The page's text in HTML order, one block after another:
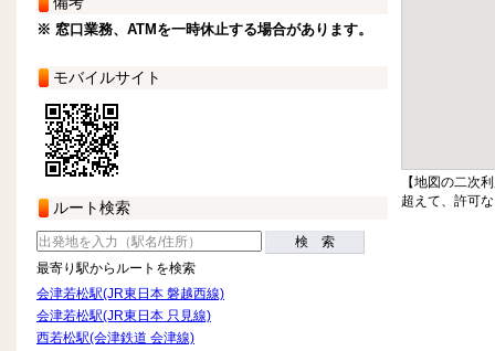
※ 窓口業務、ATMを一時休止する場合があります。
モバイルサイト
ルート検索
検 索
最寄り駅からルートを検索
会津若松駅(JR東日本 磐越西線)
会津若松駅(JR東日本 只見線)
西若松駅(会津鉄道 会津線)
【地図の二次
超えて、許可